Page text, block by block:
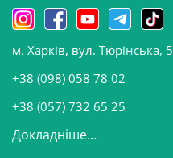
н
о
в
и
м. Харків, вул. Тюрінська, 5
+38 (098) 058 78 02
+38 (057) 732 65 25
Докладніше...